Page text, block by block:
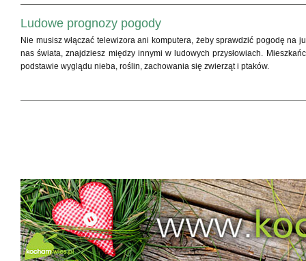
Ludowe prognozy pogody
Nie musisz włączać telewizora ani komputera, żeby sprawdzić pogodę na
nas świata, znajdziesz między innymi w ludowych przysłowiach.
podstawie wyglądu nieba, roślin, zachowania się zwierząt i ptaków.